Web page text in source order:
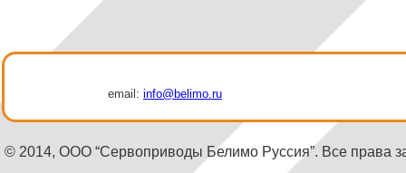
email: info@belimo.ru
© 2014, ООО “Сервоприводы Белимо Руссия”. Все права